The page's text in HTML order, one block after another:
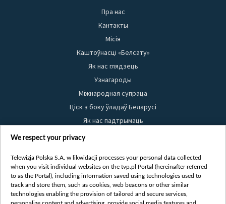
Пра нас
Кантакты
Місія
Каштоўнасці «Белсату»
Як нас глядзець
Узнагароды
Міжнародная супраца
Ціск з боку ўладаў Беларусі
Як нас падтрымаць
Правілы выкарыстання матэрыялаў
Бяспека
Youtube
Белсат news
We respect your privacy
Telewizja Polska S.A. w likwidacji processes your personal data collected
when you visit individual websites on the tvp.pl Portal (hereinafter referred
to as the Portal), including information saved using technologies used to
track and store them, such as cookies, web beacons or other similar
technologies enabling the provision of tailored and secure services,